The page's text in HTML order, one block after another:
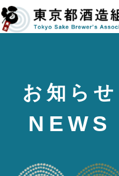
お知らせ
NEWS